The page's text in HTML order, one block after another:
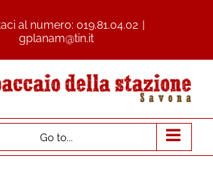
al numero: 019.81.04.02 |
gplanam@tin.it
Go to...